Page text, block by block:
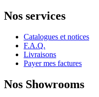
Nos services
Catalogues et notices
F.A.Q.
Livraisons
Payer mes factures
Nos Showrooms